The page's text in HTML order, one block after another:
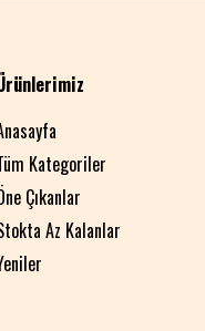
Kategoriler
Çıkanlar
Az Kalanlar